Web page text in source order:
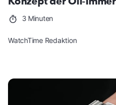
3 Minuten
WatchTime Redaktion